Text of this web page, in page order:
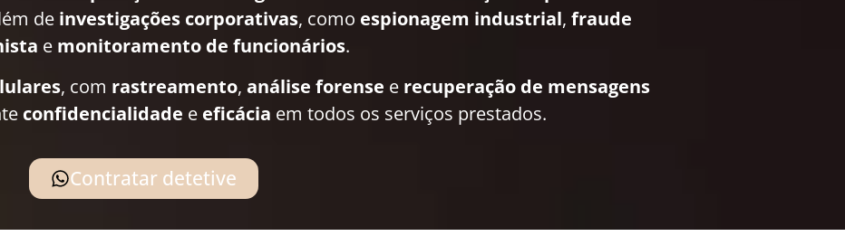
de investigações corporativas, como espionagem industrial, fraude
e monitoramento de funcionários.
, com rastreamento, análise forense e recuperação de mensagens
confidencialidade e eficácia em todos os serviços prestados.
Contratar detetive